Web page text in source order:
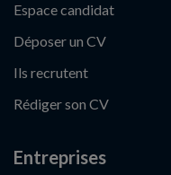
Espace candidat
Déposer un CV
Ils recrutent
Rédiger son CV
Entreprises